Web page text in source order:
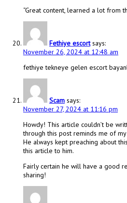
“Great content, learned a lot from
Fethiye escort says:
November 26, 2024 at 12:48 am
fethiye tekneye gelen escort
Scam says:
November 27, 2024 at 11:16 pm
Howdy! This article couldn’t be
through this post reminds me of
He always kept preaching about
this article to him.
Fairly certain he will have a good
sharing!